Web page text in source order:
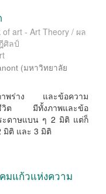
of art - Art Theory / ผล
ศิลป์
(มหาวิทยาลัย
ภาพร่าง และข้อความ
ชีวิต มีทั้งภาพและข้อ
ะดาษแบน ๆ 2 มิติ แต่ก็
มิติ และ 3 มิติ
มแก้วแห่งความ